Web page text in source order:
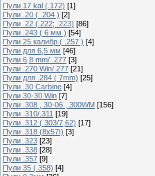
Пули 17 kal (.172) [1]
Пули .20 ( .204 ) [2]
Пули .22 (.222; .223) [86]
Пули .243 ( 6 мм ) [54]
Пули 25 калибр ( .257 ) [4]
Пули для 6,5 мм [46]
Пули 6,8 mm/ .277 [3]
Пули .270 Win/.277 [21]
Пули для .284 ( 7mm) [25]
Пули .30 Carbine [4]
Пули 30-30 Win [7]
Пули .308 , 30-06 , 300WM [156]
Пули .310/.311 [19]
Пули .312 ( 303/7,62) [17]
Пули .318 (8х57I) [3]
Пули .323 [23]
Пули .338 [28]
Пули .357 [9]
Пули 35 (.358) [4]